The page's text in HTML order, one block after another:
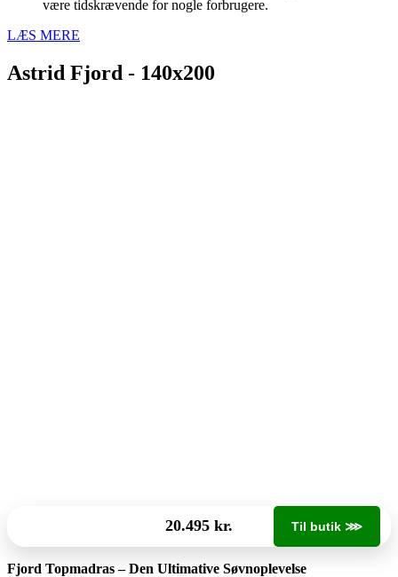
være tidskrævende for nogle forbrugere.
LÆS MERE
Astrid Fjord - 140x200
20.495 kr. Til butik ⋙
Fjord Topmadras – Den Ultimative Søvnoplevelse